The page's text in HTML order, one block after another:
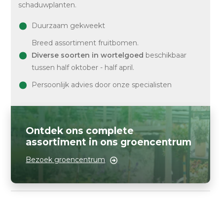
schaduwplanten.
Duurzaam gekweekt
Breed assortiment fruitbomen.
Diverse soorten in wortelgoed beschikbaar
tussen half oktober - half april.
Persoonlijk advies door onze specialisten
Ontdek ons complete
assortiment in ons groencentrum
Bezoek groencentrum